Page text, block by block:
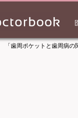
「歯周ポケットと歯周病の